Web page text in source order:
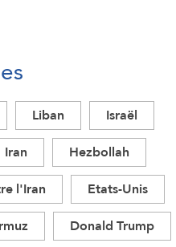
Liban
Israël
Iran
Hezbollah
l'Iran
Etats-Unis
Donald Trump